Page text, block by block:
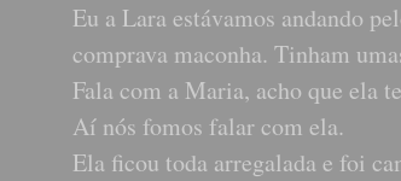
Eu a Lara estávamos andando
comprava maconha. Tinham
Fala com a Maria, acho que ela
Aí nós fomos falar com ela.
Ela ficou toda arregalada e foi